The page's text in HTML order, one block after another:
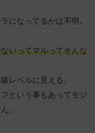
になってるかは不明。
いってマルってそんな
レベルに見える。
という事もあってモジ
。